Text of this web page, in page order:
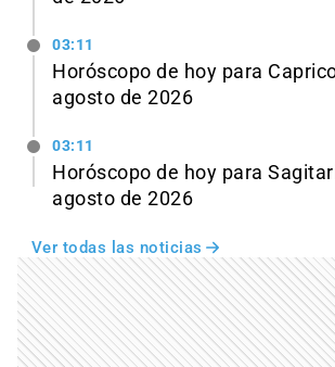
03:11
Horóscopo de hoy para
agosto de 2026
03:11
Horóscopo de hoy para
agosto de 2026
Ver todas las noticias